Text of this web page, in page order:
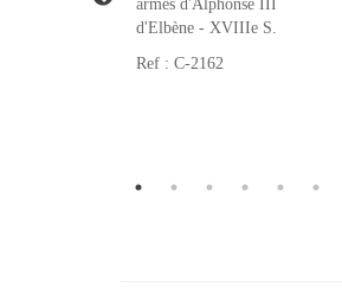
armes d'Alphonse III
d'Elbène - XVIIIe S.
Ref : C-2162